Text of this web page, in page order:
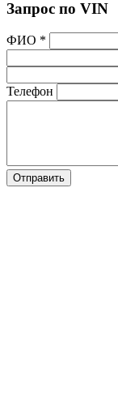
Запрос по VIN
ФИО *
Телефон